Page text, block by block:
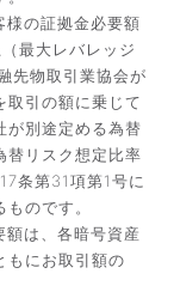
の証拠金必要額
最大レバレッジ
先物取引業協会が
取引の額に乗じて
が別途定める為替
替リスク想定比率
条第31項第1号に
のです。
は、各暗号資産
もにお取引額の